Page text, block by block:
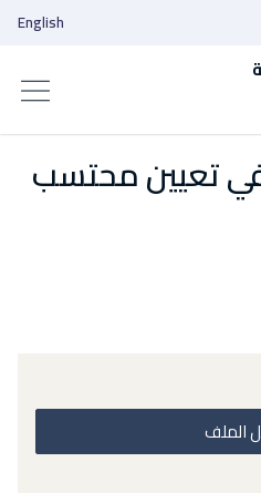
English
في تعيين محتسب
الملف